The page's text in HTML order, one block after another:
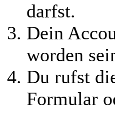
darfst.
Dein
worden
Du rufst
Formular